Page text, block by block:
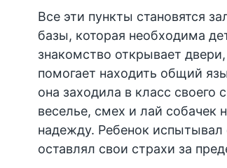
Все эти пункты становятся
базы, которая необходима
знакомство открывает
помогает находить общий
она заходила в класс
веселье, смех и лай собачек
надежду. Ребенок
оставлял свои страхи за